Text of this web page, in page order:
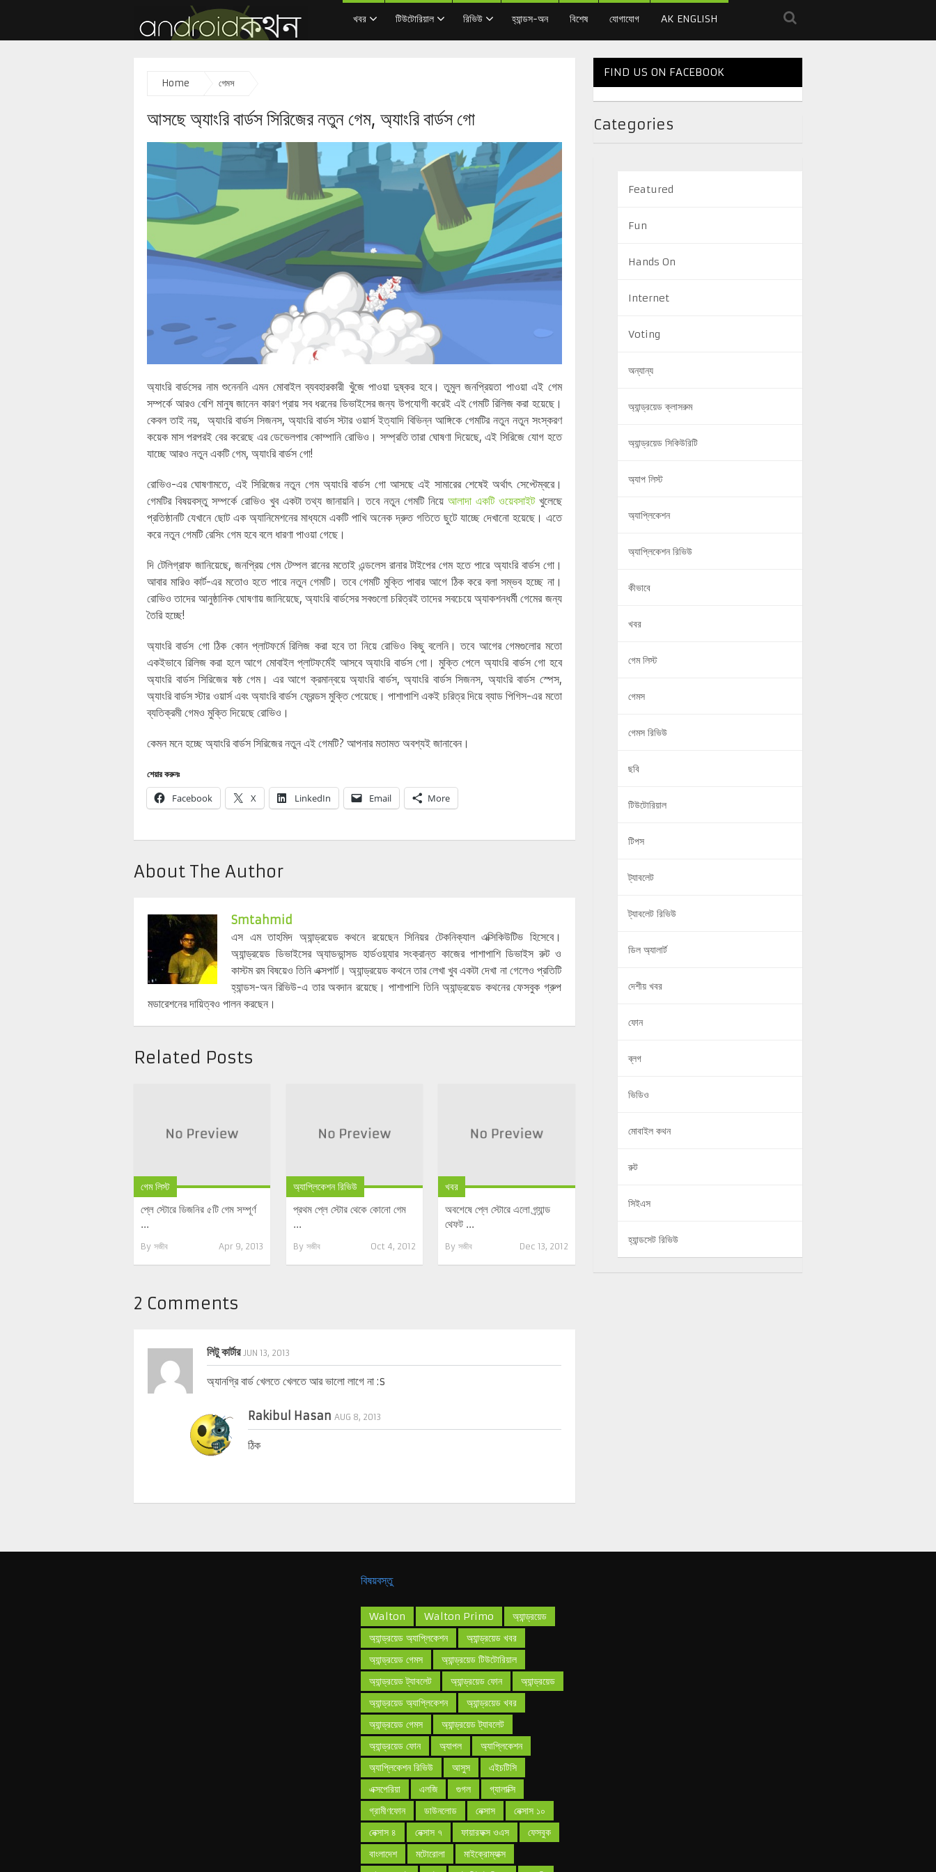
খবর টিউটোরিয়াল রিভিউ হ্যান্ডস-অন বিশেষ যোগাযোগ AK ENGLISH
Home গেমস
আসছে অ্যাংরি বার্ডস সিরিজের নতুন গেম, অ্যাংরি বার্ডস গো
অ্যাংরি বার্ডসের নাম শুনেননি এমন মোবাইল ব্যবহারকারী খুঁজে পাওয়া দুষ্কর হবে। তুমুল জনপ্রিয়তা পাওয়া এই গেম
সম্পর্কে আরও বেশি মানুষ জানেন কারণ প্রায় সব ধরনের ডিভাইসের জন্য উপযোগী করেই এই গেমটি রিলিজ করা হয়েছে।
কেবল তাই নয়, অ্যাংরি বার্ডস সিজনস, অ্যাংরি বার্ডস স্টার ওয়ার্স ইত্যাদি বিভিন্ন আঙ্গিকে গেমটির নতুন নতুন সংস্করণ
কয়েক মাস পরপরই বের করেছে এর ডেভেলপার কোম্পানি রোভিও। সম্প্রতি তারা ঘোষণা দিয়েছে, এই সিরিজে যোগ হতে
যাচ্ছে আরও নতুন একটি গেম, অ্যাংরি বার্ডস গো!
রোভিও-এর ঘোষণামতে, এই সিরিজের নতুন গেম অ্যাংরি বার্ডস গো আসছে এই সামারের শেষেই অর্থাৎ সেপ্টেম্বরে।
গেমটির বিষয়বস্তু সম্পর্কে রোভিও খুব একটা তথ্য জানায়নি। তবে নতুন গেমটি নিয়ে আলাদা একটি ওয়েবসাইটখুলেছে
প্রতিষ্ঠানটি যেখানে ছোট এক অ্যানিমেশনের মাধ্যমে একটি পাখি অনেক দ্রুত গতিতে ছুটে যাচ্ছে দেখানো হয়েছে। এতে
করে নতুন গেমটি রেসিং গেম হবে বলে ধারণা পাওয়া গেছে।
দি টেলিগ্রাফ জানিয়েছে, জনপ্রিয় গেম টেম্পল রানের মতোই এন্ডলেস রানার টাইপের গেম হতে পারে অ্যাংরি বার্ডস গো।
আবার মারিও কার্ট-এর মতোও হতে পারে নতুন গেমটি। তবে গেমটি মুক্তি পাবার আগে ঠিক করে বলা সম্ভব হচ্ছে না।
রোভিও তাদের আনুষ্ঠানিক ঘোষণায় জানিয়েছে, অ্যাংরি বার্ডসের সবগুলো চরিত্রই তাদের সবচেয়ে অ্যাকশনধর্মী গেমের জন্য
তৈরি হচ্ছে!
অ্যাংরি বার্ডস গো ঠিক কোন প্লাটফর্মে রিলিজ করা হবে তা নিয়ে রোভিও কিছু বলেনি। তবে আগের গেমগুলোর মতো
একইভাবে রিলিজ করা হলে আগে মোবাইল প্লাটফর্মেই আসবে অ্যাংরি বার্ডস গো। মুক্তি পেলে অ্যাংরি বার্ডস গো হবে
অ্যাংরি বার্ডস সিরিজের ষষ্ঠ গেম। এর আগে ক্রমান্বয়ে অ্যাংরি বার্ডস, অ্যাংরি বার্ডস সিজনস, অ্যাংরি বার্ডস স্পেস,
অ্যাংরি বার্ডস স্টার ওয়ার্স এবং অ্যাংরি বার্ডস ফ্রেন্ডস মুক্তি পেয়েছে। পাশাপাশি একই চরিত্র দিয়ে ব্যাড পিগিস-এর মতো
ব্যতিক্রমী গেমও মুক্তি দিয়েছে রোভিও।
কেমন মনে হচ্ছে অ্যাংরি বার্ডস সিরিজের নতুন এই গেমটি? আপনার মতামত অবশ্যই জানাবেন।
শেয়ার করুনঃ
Facebook X LinkedIn Email More
About The Author
Smtahmid
এস এম তাহমিদ অ্যান্ড্রয়েড কথনে রয়েছেন সিনিয়র টেকনিক্যাল এক্সিকিউটিভ হিসেবে।
অ্যান্ড্রয়েড ডিভাইসের অ্যাডভান্সড হার্ডওয়্যার সংক্রান্ত কাজের পাশাপাশি ডিভাইস রুট ও
কাস্টম রম বিষয়েও তিনি এক্সপার্ট। অ্যান্ড্রয়েড কথনে তার লেখা খুব একটা দেখা না গেলেও প্রতিটি
হ্যান্ডস-অন রিভিউ-এ তার অবদান রয়েছে। পাশাপাশি তিনি অ্যান্ড্রয়েড কথনের ফেসবুক গ্রুপ
মডারেশনের দায়িত্বও পালন করছেন।
Related Posts
গেম লিস্ট
প্লে স্টোরে ডিজনির ৫টি গেম সম্পূর্ণ
...
By সজীব Apr 9, 2013
অ্যাপ্লিকেশন রিভিউ
প্রথম প্লে স্টোর থেকে কোনো গেম
...
By সজীব Oct 4, 2012
খবর
অবশেষে প্লে স্টোরে এলো গ্র্যান্ড
থেফট ...
By সজীব Dec 13, 2012
2 Comments
লিটু কার্টার JUN 13, 2013
অ্যানগ্রি বার্ড খেলতে খেলতে আর ভালো লাগে না :s
Rakibul Hasan AUG 8, 2013
ঠিক
FIND US ON FACEBOOK
Categories
Featured
Fun
Hands On
Internet
Voting
অন্যান্য
অ্যান্ড্রয়েড ক্লাসরুম
অ্যান্ড্রয়েড সিকিউরিটি
অ্যাপ লিস্ট
অ্যাপ্লিকেশন
অ্যাপ্লিকেশন রিভিউ
কীভাবে
খবর
গেম লিস্ট
গেমস
গেমস রিভিউ
ছবি
টিউটোরিয়াল
টিপস
ট্যাবলেট
ট্যাবলেট রিভিউ
ডিল অ্যালার্ট
দেশীয় খবর
ফোন
ব্লগ
ভিডিও
মোবাইল কথন
রুট
সিইএস
হ্যান্ডসেট রিভিউ
বিষয়বস্তু
Walton Walton Primo
অ্যান্ড্রয়েড
অ্যান্ড্রয়েড অ্যাপ্লিকেশন
অ্যান্ড্রয়েড খবর
অ্যান্ড্রয়েড গেমস
অ্যান্ড্রয়েড টিউটোরিয়াল
অ্যান্ড্রয়েড ট্যাবলেট
অ্যান্ড্রয়েড ফোন
অ্যান্ড্রয়েড
অ্যান্ড্রয়েড অ্যাপ্লিকেশন
অ্যান্ড্রয়েড খবর
অ্যান্ড্রয়েড গেমস
অ্যান্ড্রয়েড ট্যাবলেট
অ্যান্ড্রয়েড ফোন
অ্যাপল
অ্যাপ্লিকেশন
অ্যাপ্লিকেশন রিভিউ
আসুস
এইচটিসি
এক্সপেরিয়া
এলজি গুগল
গ্যালাক্সি
গ্রামীণফোন
ডাউনলোড নেক্সাস
নেক্সাস ১০
নেক্সাস ৪
নেক্সাস ৭ ফায়ারফক্স ওএস
ফেসবুক
বাংলাদেশ
মটোরোলা
মাইক্রোম্যাক্স